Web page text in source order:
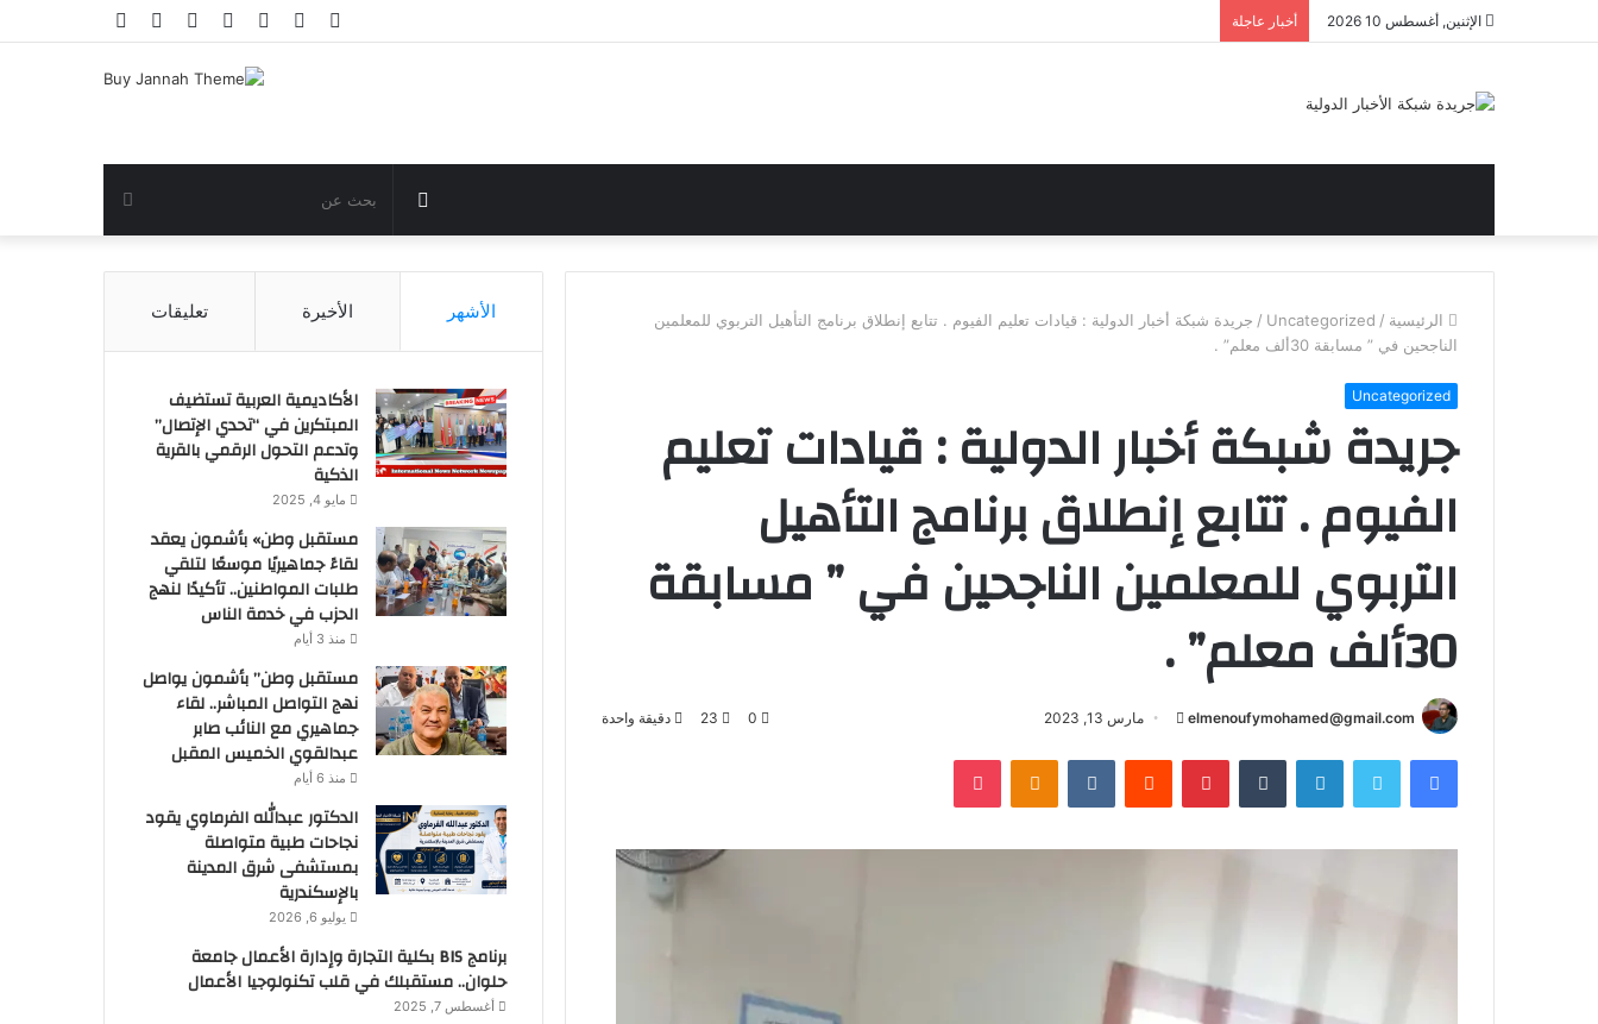
الإثنين, أغسطس 10 2026 أخبار عاجلة
مقال تسجيل
انستقرام يوتيوب تويترفيسبوك
عن عشوائي
الرئيسية /
Uncategorized
/ جريدة شبكة أخبار الدولية : قيادات تعليم الفيوم . تتابع إنطلاق برنامج التأهيل التربوي للمعلمين
الناجحين في ” مسابقة 30ألف معلم” .
Uncategorized
جريدة شبكة أخبار الدولية : قيادات تعليم
الفيوم . تتابع إنطلاق برنامج التأهيل
التربوي للمعلمين الناجحين في ” مسابقة
30ألف معلم” .
elmenoufymohamed@gmail.com
أرسل
إلكترونيا
مارس 13, 2023 0
23 دقيقة واحدة
فيسبوك تويتر لينكدإن بينتيريست Odnoklassniki
بوكيت
الأشهر الأخيرة تعليقات
الأكاديمية العربية تستضيف
المبتكرين في “تحدي الإتصال”
وتدعم التحول الرقمي بالقرية
الذكية
مايو 4, 2025
مستقبل وطن» بأشمون يعقد
لقاءً جماهيريًا موسعًا لتلقي
طلبات المواطنين.. تأكيدًا لنهج
الحزب في خدمة الناس
منذ 3 أيام
مستقبل وطن” بأشمون يواصل
نهج التواصل المباشر.. لقاء
جماهيري مع النائب صابر
عبدالقوي الخميس المقبل
منذ 6 أيام
الدكتور عبدالله الفرماوي يقود
نجاحات طبية متواصلة
بمستشفى شرق المدينة
بالإسكندرية
يوليو 6, 2026
برنامج BIS بكلية التجارة وإدارة الأعمال جامعة
حلوان.. مستقبلك في قلب تكنولوجيا الأعمال
أغسطس 7, 2025